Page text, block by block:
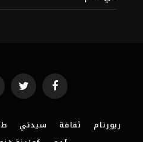
Facebook
Twitter
ربورتام ثقافة سيدتي